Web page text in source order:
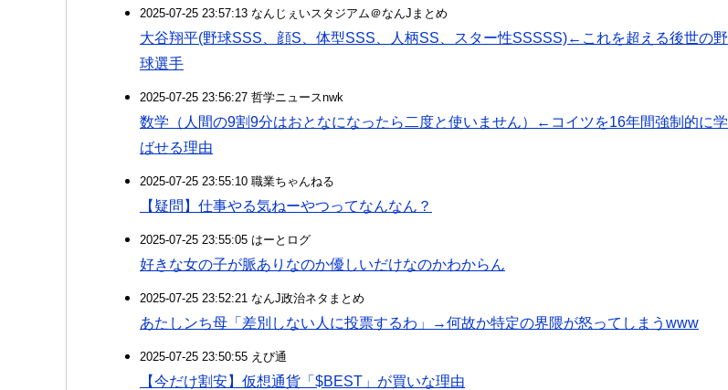
2025-07-25 23:57:13 なんじぇいスタジアム＠なんJまとめ
大谷翔平(野球SSS、顔S、体型SSS、人柄SS、スター性SSSSS)←これを超える後世の野
球選手
2025-07-25 23:56:27 哲学ニュースnwk
数学（人間の9割9分はおとなになったら二度と使いません）←コイツを16年間強制的に学
ばせる理由
2025-07-25 23:55:10 職業ちゃんねる
【疑問】仕事やる気ねーやつってなんなん？
2025-07-25 23:55:05 はーとログ
好きな女の子が脈ありなのか優しいだけなのかわからん
2025-07-25 23:52:21 なんJ政治ネタまとめ
あたしンち母「差別しない人に投票するわ」→何故か特定の界隈が怒ってしまうwww
2025-07-25 23:50:55 えび通
【今だけ割安】仮想通貨「$BEST」が買いな理由